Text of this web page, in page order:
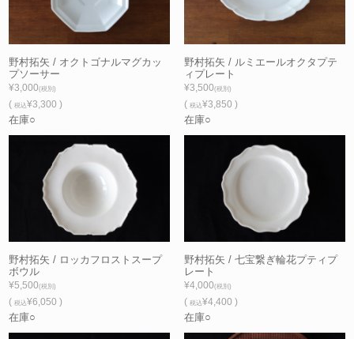
野村拓矢 / オクトゴナルマグカッ
プソーサー
¥3,000(税別)
(税込¥3,300 )
在庫○
野村拓矢 / ルミエールオクタプテ
ィプレート
¥3,500(税別)
( 税込¥3,850 )
在庫○
野村拓矢 / ロッカフロストスープ
ボウル
¥5,500(税別)
(税込¥6,050 )
在庫○
野村拓矢 / 七宝繋ぎ輪花プティプ
レート
¥4,000(税別)
( 税込¥4,400 )
在庫○